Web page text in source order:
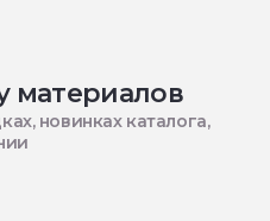
материалов
новинках каталога,